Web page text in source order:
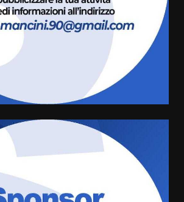
6 Agosto 2026 08:00
Cura dei beni comuni e
cittadinanza attiva: online
l’avviso per la gestione
condivisa della Villetta di
assoluta de “L’Albergo
Belvedere. Il rapimento”
6 Agosto 2026 06:15
Serie D, l’Us Fasano è escluso